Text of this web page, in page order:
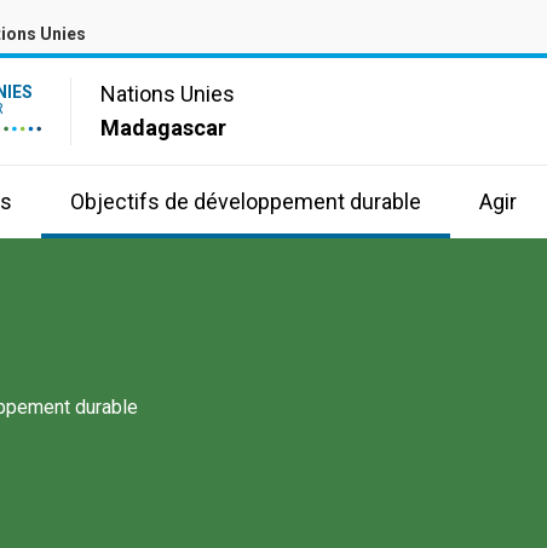
Unies
Nations Unies
Madagascar
Objectifs de développement durable Agir
durable